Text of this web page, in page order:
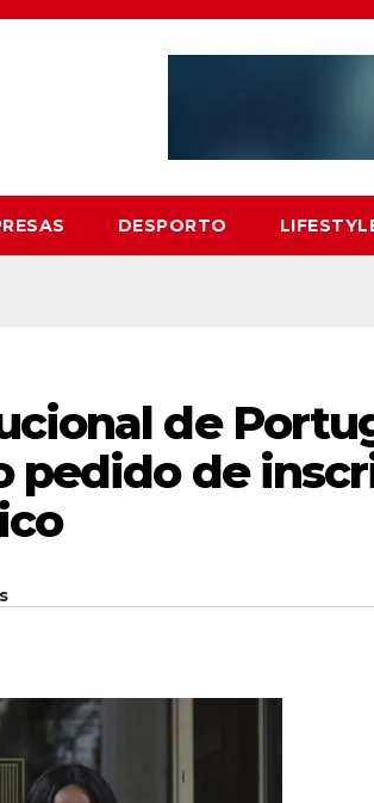
DESPORTO
de
pedido de